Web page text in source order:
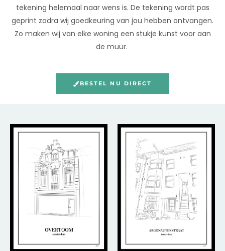
tekening helemaal naar wens is. De tekening wordt pas
geprint zodra wij goedkeuring van jou hebben ontvangen.
Zo maken wij van elke woning een stukje kunst voor aan
de muur.
BESTEL NU DIRECT